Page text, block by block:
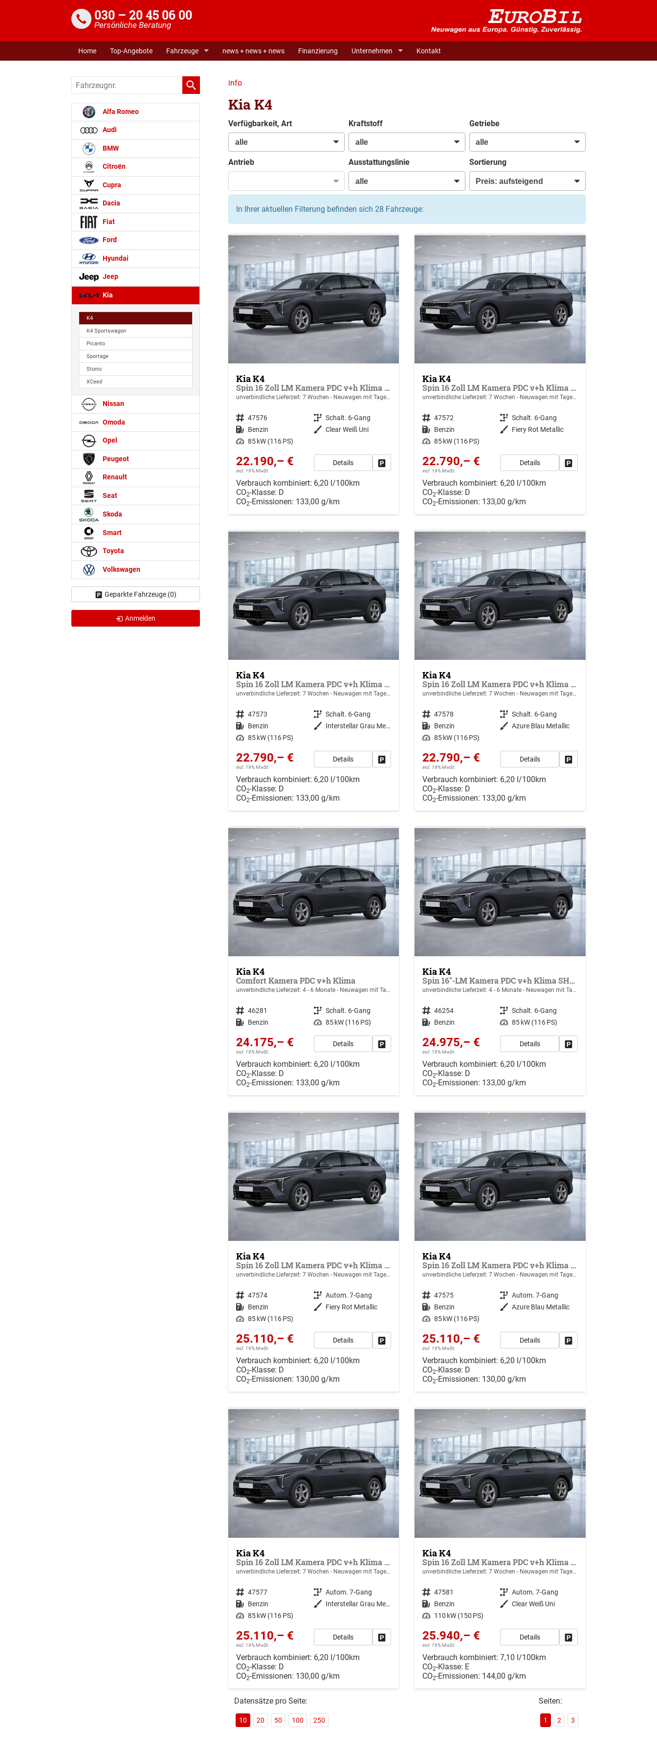
030 – 20 45 06 00
Persönliche Beratung
Home Top-Angebote Fahrzeuge news + news + news Finanzierung Unternehmen Kontakt
info
Kia K4
Verfügbarkeit, Art Kraftstoff Getriebe
Antrieb Ausstattungslinie Sortierung
In Ihrer aktuellen Filterung befinden sich 28 Fahrzeuge:
Kia K4
Spin 16 Zoll LM Kamera PDC v+h Klima SHZ v
unverbindliche Lieferzeit: 7 Wochen Neuwagen mit Tageszulassung
Fahrzeugnr. 47576 Getriebe Schalt. 6-Gang
Kraftstoff Benzin Außenfarbe Clear Weiß Uni
Leistung 85 kW (116 PS)
22.190,– €
incl. 19% MwSt.
Details Drucken, parken oder vergleichen
Verbrauch kombiniert: 6,20 l/100km
CO2-Klasse: D
CO2-Emissionen: 133,00 g/km
Kia K4
Spin 16 Zoll LM Kamera PDC v+h Klima SHZ v
unverbindliche Lieferzeit:7 Wochen Neuwagen mit Tageszulassung
Fahrzeugnr. 47572 Getriebe Schalt. 6-Gang
Kraftstoff Benzin Außenfarbe Fiery Rot Metallic
Leistung 85 kW (116 PS)
22.790,– €
incl. 19% MwSt.
Details
Verbrauch kombiniert: 6,20 l/100km
CO2-Klasse: D
CO2-Emissionen: 133,00 g/km
Kia K4
Spin 16 Zoll LM Kamera PDC v+h Klima SHZ v
unverbindliche Lieferzeit: 7 Wochen Neuwagen mit Tageszulassung
Fahrzeugnr. 47573 Getriebe Schalt. 6-Gang
Kraftstoff Benzin Außenfarbe
Interstellar Grau Metallic
Leistung 85 kW (116 PS)
22.790,– €
incl. 19% MwSt.
Details Drucken, parken oder vergleichen
Verbrauch kombiniert: 6,20 l/100km
CO2-Klasse: D
CO2-Emissionen: 133,00 g/km
Kia K4
Spin 16 Zoll LM Kamera PDC v+h Klima SHZ v
unverbindliche Lieferzeit:7 Wochen Neuwagen mit Tageszulassung
Fahrzeugnr. 47578 Getriebe Schalt. 6-Gang
Kraftstoff Benzin Außenfarbe Azure Blau Metallic
Leistung 85 kW (116 PS)
22.790,– €
incl. 19% MwSt.
Details
Verbrauch kombiniert: 6,20 l/100km
CO2-Klasse: D
CO2-Emissionen: 133,00 g/km
Kia K4
Comfort Kamera PDC v+h Klima
unverbindliche Lieferzeit: 4 - 6 Monate Neuwagen mit Tageszulassung
Fahrzeugnr. 46281 Getriebe Schalt. 6-Gang
Kraftstoff Benzin Leistung 85 kW (116 PS)
24.175,– €
incl. 19% MwSt.
Details Drucken, parken oder vergleichen
Verbrauch kombiniert: 6,20 l/100km
CO2-Klasse: D
CO2-Emissionen: 133,00 g/km
Kia K4
Spin 16"-LM Kamera PDC v+h Klima SHZ v
unverbindliche Lieferzeit: 4 - 6 Monate Neuwagen mit Tageszulassung
Fahrzeugnr. 46254 Getriebe Schalt. 6-Gang
Kraftstoff Benzin Leistung 85 kW (116 PS)
24.975,– €
incl. 19% MwSt.
Details
Verbrauch kombiniert: 6,20 l/100km
CO2-Klasse: D
CO2-Emissionen: 133,00 g/km
Kia K4
Spin 16 Zoll LM Kamera PDC v+h Klima SHZ v
unverbindliche Lieferzeit: 7 Wochen Neuwagen mit Tageszulassung
Fahrzeugnr. 47574 Getriebe Autom. 7-Gang
Kraftstoff Benzin Außenfarbe Fiery Rot Metallic
Leistung 85 kW (116 PS)
25.110,– €
incl. 19% MwSt.
Details Drucken, parken oder vergleichen
Verbrauch kombiniert: 6,20 l/100km
CO2-Klasse: D
CO2-Emissionen: 130,00 g/km
Kia K4
Spin 16 Zoll LM Kamera PDC v+h Klima SHZ v
unverbindliche Lieferzeit:7 Wochen Neuwagen mit Tageszulassung
Fahrzeugnr. 47575 Getriebe Autom. 7-Gang
Kraftstoff Benzin Außenfarbe Azure Blau Metallic
Leistung 85 kW (116 PS)
25.110,– €
incl. 19% MwSt.
Details
Verbrauch kombiniert: 6,20 l/100km
CO2-Klasse: D
CO2-Emissionen: 130,00 g/km
Kia K4
Spin 16 Zoll LM Kamera PDC v+h Klima SHZ v
unverbindliche Lieferzeit: 7 Wochen Neuwagen mit Tageszulassung
Fahrzeugnr. 47577 Getriebe Autom. 7-Gang
Kraftstoff Benzin Außenfarbe
Interstellar Grau Metallic
Leistung 85 kW (116 PS)
25.110,– €
incl. 19% MwSt.
Details Drucken, parken oder vergleichen
Verbrauch kombiniert: 6,20 l/100km
CO2-Klasse: D
CO2-Emissionen: 130,00 g/km
Kia K4
Spin 16 Zoll LM Kamera PDC v+h Klima SHZ v
unverbindliche Lieferzeit:7 Wochen Neuwagen mit Tageszulassung
Fahrzeugnr. 47581 Getriebe Autom. 7-Gang
Kraftstoff Benzin Außenfarbe Clear Weiß Uni
Leistung 110 kW (150 PS)
25.940,– €
incl. 19% MwSt.
Details
Verbrauch kombiniert:7,10 l/100km
CO2-Klasse: E
CO2-Emissionen: 144,00 g/km
Datensätze pro Seite:
10 20 50 100 250
Seiten:
1 2 3
Fahrzeugnr.
Alfa Romeo
Audi
BMW
Citroën
Cupra
Dacia
Fiat
Ford
Hyundai
Jeep
Kia
K4
K4 Sportswagon
Picanto
Sportage
Stonic
XCeed
Nissan
Omoda
Opel
Peugeot
Renault
Seat
Skoda
Smart
Toyota
Volkswagen
Geparkte Fahrzeuge (0)
Anmelden